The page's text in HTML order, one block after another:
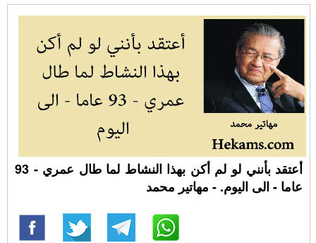
أعتقد بأنني لو لم أكن بهذا النشاط لما طال عمري - 93
عاما - الى اليوم. - مهاتير محمد